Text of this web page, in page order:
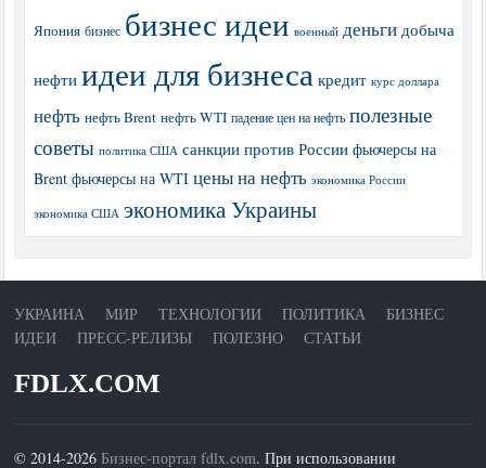
Япония бизнес бизнес идеи военный деньги добыча
нефти идеи для бизнеса кредит курс доллара
нефть нефть Brent нефть WTI падение цен на нефть полезные
советы политика США санкции против России фьючерсы на
Brent фьючерсы на WTI цены на нефть экономика России
экономика США экономика Украины
УКРАИНА МИР ТЕХНОЛОГИИ ПОЛИТИКА
БИЗНЕС
ИДЕИ
ПРЕСС-РЕЛИЗЫ ПОЛЕЗНО СТАТЬИ
FDLX.COM
© 2014-2026Бизнес-портал fdlx.com. При использовании